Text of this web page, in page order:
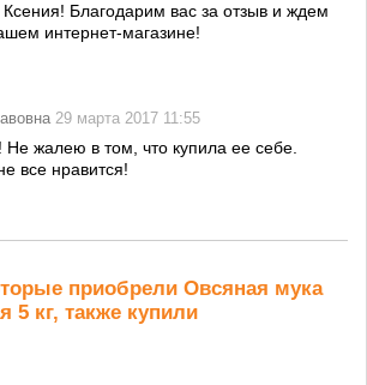
Благодарим вас за отзыв и ждем
интернет-магазине!
29 марта 2017 11:55
Не жалею в том, что купила ее себе.
все нравится!
приобрели Овсяная мука
5 кг, также купили